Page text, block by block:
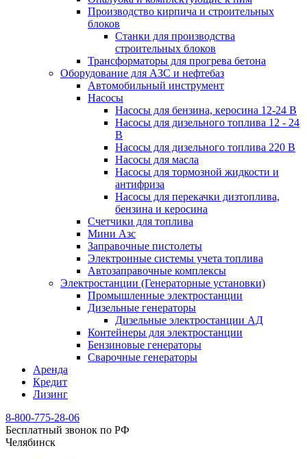
Производство кирпича и строительных
блоков
Cтанки для производства
строительных блоков
Трансформаторы для прогрева бетона
Оборудование для АЗС и нефтебаз
Автомобильный инструмент
Насосы
Насосы для бензина, керосина 12-24 В
Насосы для дизельного топлива 12 - 24
В
Насосы для дизельного топлива 220 В
Насосы для масла
Насосы для тормозной жидкости и
антифриза
Насосы для перекачки дизтоплива,
бензина и керосина
Счетчики для топлива
Мини Азс
Заправочные пистолеты
Электронные системы учета топлива
Автозаправочные комплексы
Электростанции (Генераторные установки)
Промышленные электростанции
Дизельные генераторы
Дизельные электростанции АД
Контейнеры для электростанции
Бензиновые генераторы
Сварочные генераторы
Аренда
Кредит
Лизинг
8-800-775-28-06
Бесплатный звонок по РФ
Челябинск